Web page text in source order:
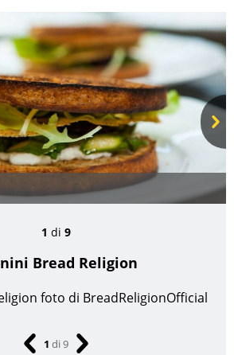
1 di 9
Bread Religion
foto di BreadReligionOfficial
1 di9